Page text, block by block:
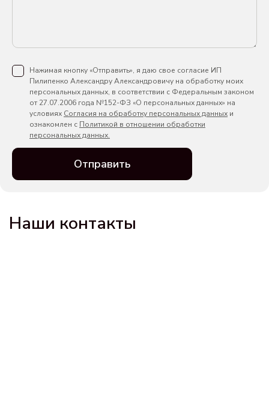
Нажимая кнопку «Отправить», я даю свое согласие ИП
Пилипенко Александру Александровичу на обработку моих
персональных данных, в соответствии с Федеральным законом
от 27.07.2006 года №152-ФЗ «О персональных данных» на
условиях Согласия на обработку персональных данных и
ознакомлен с Политикой в отношении обработки
персональных данных.
Отправить
Наши контакты